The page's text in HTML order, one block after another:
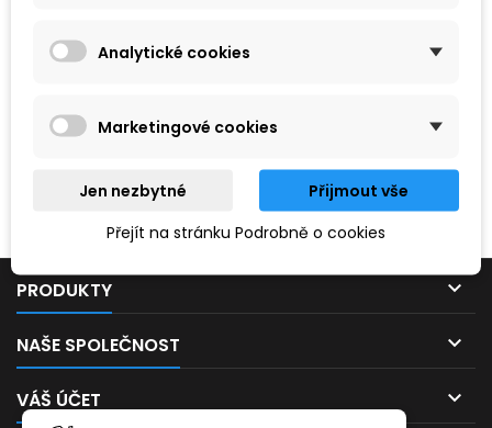
Prosím, zkuste zadat něco jiného.
PRODUKTY 
NAŠE SPOLEČNOST 
VÁŠ ÚČET 
Analytické cookies
Marketingové cookies
Jen nezbytné
Přijmout vše
Přejít na stránku Podrobně o cookies